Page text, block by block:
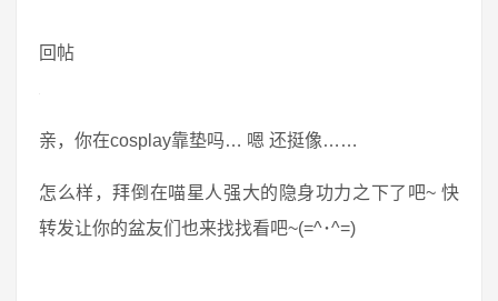
回帖
亲，你在cosplay靠垫吗… 嗯 还挺像……
怎么样，拜倒在喵星人强大的隐身功力之下了吧~ 快
转发让你的盆友们也来找找看吧~(=^･^=)